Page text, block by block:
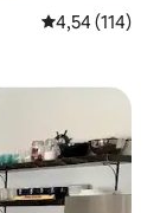
Note
4,54 (114)